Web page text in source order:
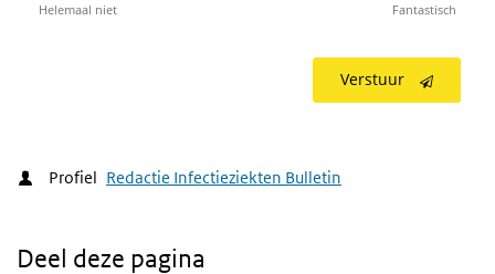
Helemaal niet Fantastisch
Verstuur
Profiel Redactie Infectieziekten Bulletin
Deel deze pagina